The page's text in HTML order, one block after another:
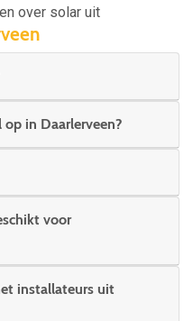
over solar uit
in Daarlerveen?
voor
installateurs uit